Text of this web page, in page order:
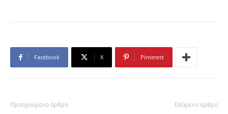
Facebook X Pinterest
Προηγούμενο άρθρο Επόμενο άρθρο